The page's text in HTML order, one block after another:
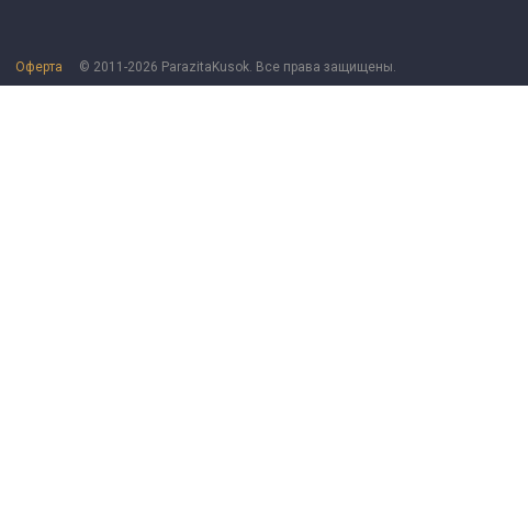
Оферта © 2011-2026 ParazitaKusok. Все права защищены.